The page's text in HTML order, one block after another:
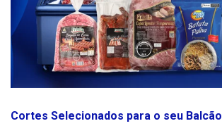
Cortes Selecionados para o seu Balcão